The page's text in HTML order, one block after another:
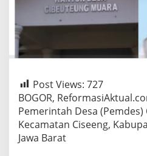
Post Views: 727
​BOGOR,
Pemerintah Desa
Kecamatan Ciseeng,
Jawa Barat